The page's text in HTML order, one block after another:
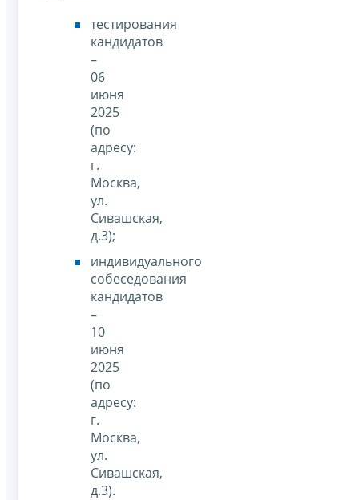
тестирования
кандидатов
–
06
июня
2025
(по
адресу:
г.
Москва,
ул.
Сивашская,
д.3);
индивидуального
собеседования
кандидатов
–
10
июня
2025
(по
адресу:
г.
Москва,
ул.
Сивашская,
д.3).